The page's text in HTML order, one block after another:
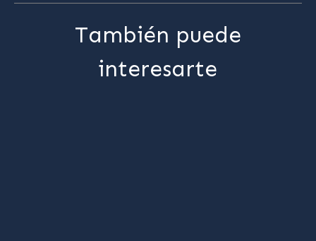
También puede
interesarte